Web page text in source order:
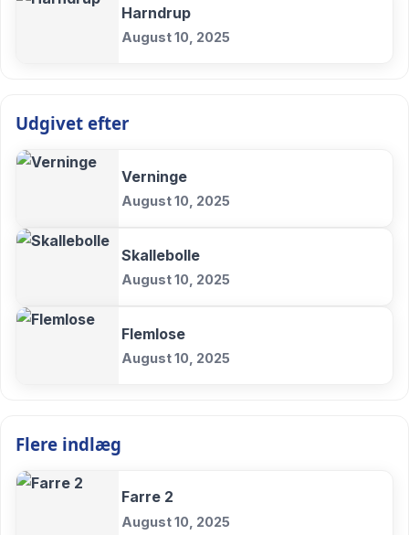
Harndrup
August 10, 2025
Udgivet efter
Verninge
August 10, 2025
Skallebolle
August 10, 2025
Flemlose
August 10, 2025
Flere indlæg
Farre 2
August 10, 2025